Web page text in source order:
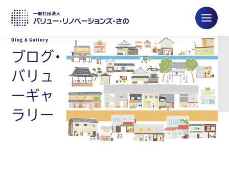
ブログ・
バリュ
ーギャ
ラリー